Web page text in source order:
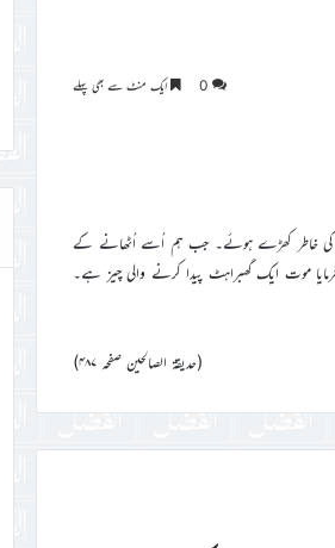
0 ایک منٹ سے بھی پہلے
خاطر کھڑے ہوئے۔ جب ہم اُسے اُٹھانے کے
موت ایک گھبراہٹ پیدا کرنے والی چیز ہے۔
(حدیقۃ الصالحین صفحہ ۴۸۷)